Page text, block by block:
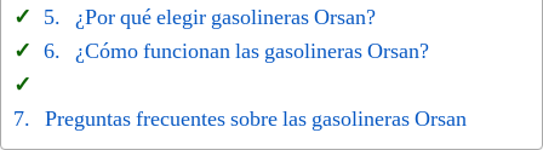
¿Por qué elegir gasolineras Orsan?
¿Cómo funcionan las gasolineras Orsan?
Preguntas frecuentes sobre las gasolineras Orsan